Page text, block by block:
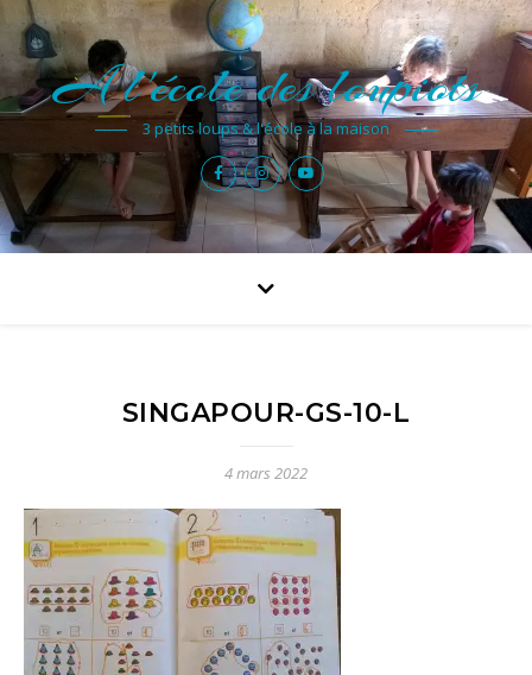
A l'école des loupiots
3 petits loups & l'école à la maison
SINGAPOUR-GS-10-L
4 mars 2022